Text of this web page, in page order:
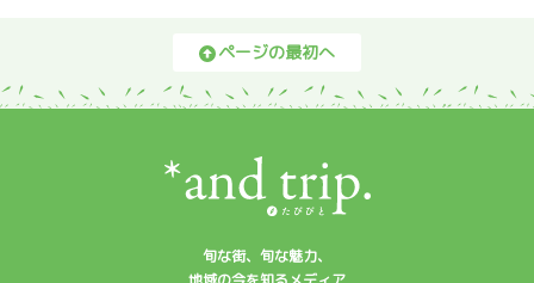
ページの最初へ
旬な街、旬な魅力、